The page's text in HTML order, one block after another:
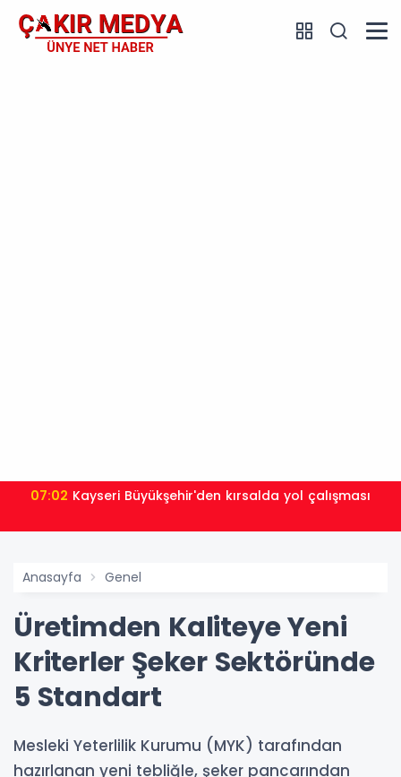
07:02 Kayseri Büyükşehir'den kırsalda yol çalışması
Anasayfa Genel
Üretimden Kaliteye Yeni
Kriterler Şeker Sektöründe
5 Standart
Mesleki Yeterlilik Kurumu (MYK) tarafından
hazırlanan yeni tebliğle, şeker pancarından